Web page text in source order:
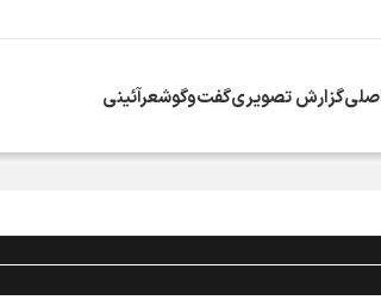
گزارش تصویریگفت‌وگوشعرآئینی